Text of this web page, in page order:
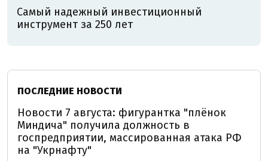
Самый надежный инвестиционный
инструмент за 250 лет
ПОСЛЕДНИЕ НОВОСТИ
Новости 7 августа: фигурантка "плёнок
Миндича" получила должность в
госпредприятии, массированная атака РФ
на "Укрнафту"